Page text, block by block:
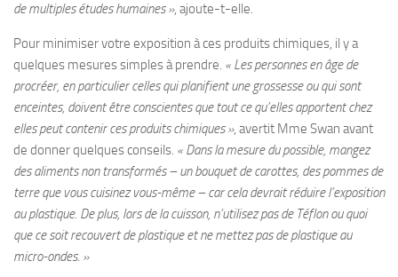
de multiples études humaines », ajoute-t-elle.
Pour minimiser votre exposition à ces produits chimiques, il y a
quelques mesures simples à prendre. « Les personnes en âge de
procréer, en particulier celles qui planifient une grossesse ou qui sont
enceintes, doivent être conscientes que tout ce qu’elles apportent chez
elles peut contenir ces produits chimiques », avertit Mme Swan avant
de donner quelques conseils. « Dans la mesure du possible, mangez
des aliments non transformés – un bouquet de carottes, des pommes de
terre que vous cuisinez vous-même – car cela devrait réduire l’exposition
au plastique. De plus, lors de la cuisson, n’utilisez pas de Téflon ou quoi
que ce soit recouvert de plastique et ne mettez pas de plastique au
micro-ondes. »